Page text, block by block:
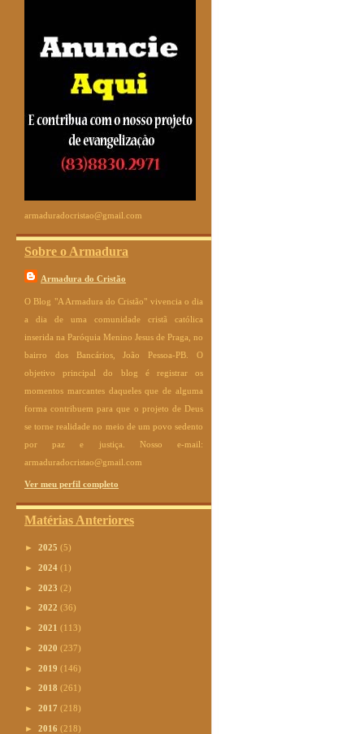
armaduradocristao@gmail.com
Sobre o Armadura
Armadura do Cristão
O Blog "A Armadura do Cristão" vivencia o dia
a dia de uma comunidade cristã católica
inserida na Paróquia Menino Jesus de Praga, no
bairro dos Bancários, João Pessoa-PB. O
objetivo principal do blog é registrar os
momentos marcantes daqueles que de alguma
forma contribuem para que o projeto de Deus
se torne realidade no meio de um povo sedento
por paz e justiça. Nosso e-mail:
armaduradocristao@gmail.com
Ver meu perfil completo
Matérias Anteriores
► 2025 (5)
► 2024 (1)
► 2023 (2)
► 2022 (36)
► 2021 (113)
► 2020 (237)
► 2019 (146)
► 2018 (261)
► 2017 (218)
► 2016 (218)